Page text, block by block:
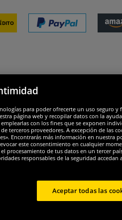
para poder ofrecerte un uso seguro
página web y recopilar datos con la
con los fines que se exponen
terceros proveedores. A excepción de las
Encontrarás más información en nuestra
este consentimiento en cualquier
procesamiento de tus datos en un tercer
responsables de la seguridad
Aceptar todas las